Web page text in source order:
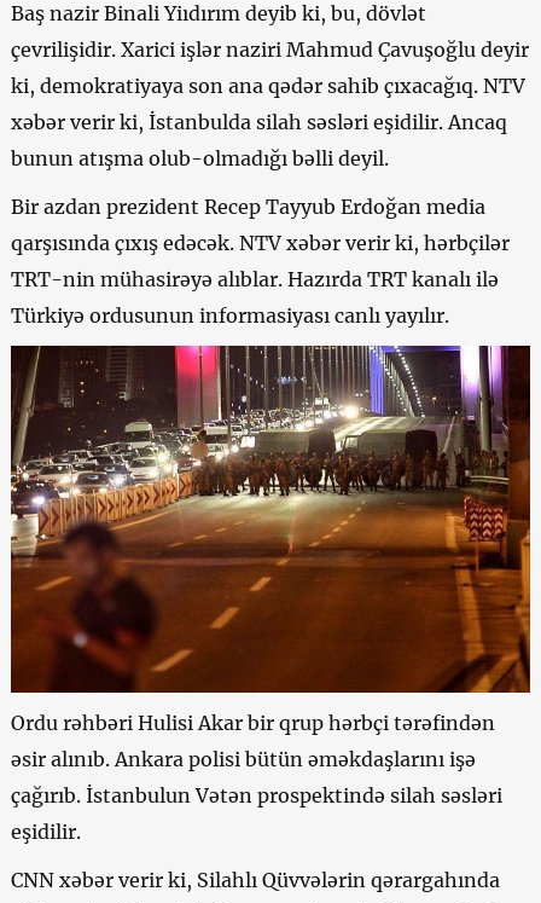
Baş nazir Binali Yiıdırım deyib ki, bu, dövlət
çevrilişidir. Xarici işlər naziri Mahmud Çavuşoğlu deyir
ki, demokratiyaya son ana qədər sahib çıxacağıq. NTV
xəbər verir ki, İstanbulda silah səsləri eşidilir. Ancaq
bunun atışma olub-olmadığı bəlli deyil.
Bir azdan prezident Recep Tayyub Erdoğan media
qarşısında çıxış edəcək. NTV xəbər verir ki, hərbçilər
TRT-nin mühasirəyə alıblar. Hazırda TRT kanalı ilə
Türkiyə ordusunun informasiyası canlı yayılır.
Ordu rəhbəri Hulisi Akar bir qrup hərbçi tərəfindən
əsir alınıb. Ankara polisi bütün əməkdaşlarını işə
çağırıb. İstanbulun Vətən prospektində silah səsləri
eşidilir.
CNN xəbər verir ki, Silahlı Qüvvələrin qərargahında